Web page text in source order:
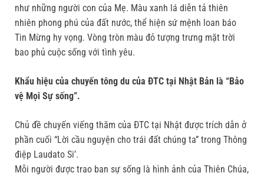
như những người con của Mẹ. Màu xanh lá diễn tả thiên
nhiên phong phú của đất nước, thể hiện sứ mệnh loan báo
Tin Mừng hy vọng. Vòng tròn màu đỏ tượng trưng mặt trời
bao phủ cuộc sống với tình yêu.
Khẩu hiệu của chuyến tông du của ĐTC tại Nhật Bản là “Bảo
vệ Mọi Sự sống”.
Chủ đề chuyến viếng thăm của ĐTC tại Nhật được trích dẫn ở
phần cuối “Lời cầu nguyện cho trái đất chúng ta” trong Thông
điệp Laudato Si’.
Mỗi người được trao ban sự sống là hình ảnh của Thiên Chúa,